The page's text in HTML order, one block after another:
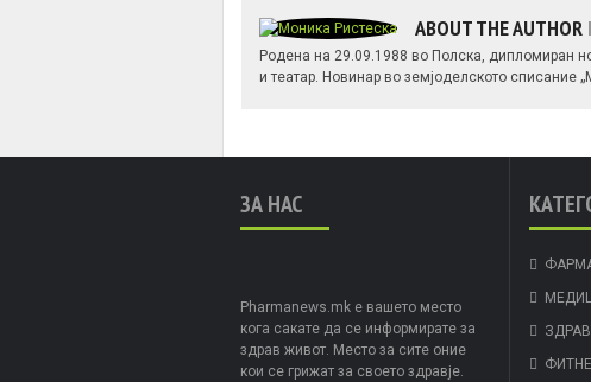
ABOUT THE AUTHOR
Родена на 29.09.1988 во Полска, дипломиран
и театар. Новинар во земјоделското списание
ЗА НАС
Pharmanews.mk е вашето место
кога сакате да се информирате за
здрав живот. Место за сите оние
кои се грижат за своето здравје.